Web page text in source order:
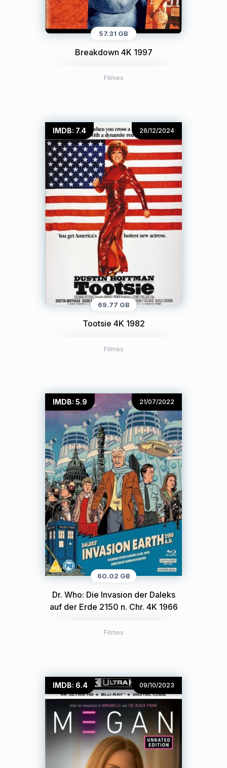
57.31 GB
Breakdown 4K 1997
Filmes
IMDB: 7.4 26/12/2024
69.77 GB
Tootsie 4K 1982
Filmes
IMDB: 5.9 21/07/2022
60.02 GB
Dr. Who: Die Invasion der Daleks
auf der Erde 2150 n. Chr. 4K 1966
Filmes
IMDB: 6.4 09/10/2023